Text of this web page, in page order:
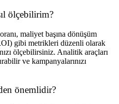
ölçebilirim?
maliyet başına dönüşüm
gibi metrikleri düzenli olarak
ölçebilirsiniz. Analitik araçları
ve kampanyalarınızı
önemlidir?